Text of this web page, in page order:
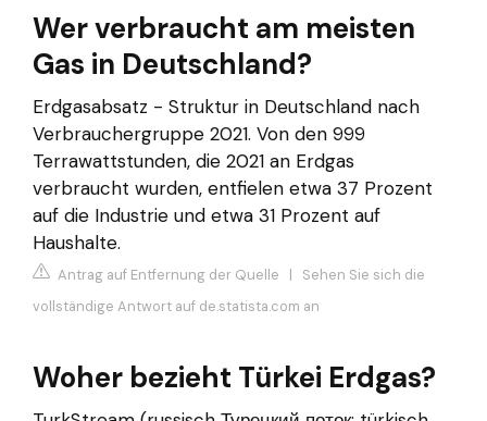
Wer verbraucht am meisten
Gas in Deutschland?
Erdgasabsatz - Struktur in Deutschland nach
Verbrauchergruppe 2021. Von den 999
Terrawattstunden, die 2021 an Erdgas
verbraucht wurden, entfielen etwa 37 Prozent
auf die Industrie und etwa 31 Prozent auf
Haushalte.
Antrag auf Entfernung der Quelle | Sehen Sie sich die
vollständige Antwort auf de.statista.com an
Woher bezieht Türkei Erdgas?